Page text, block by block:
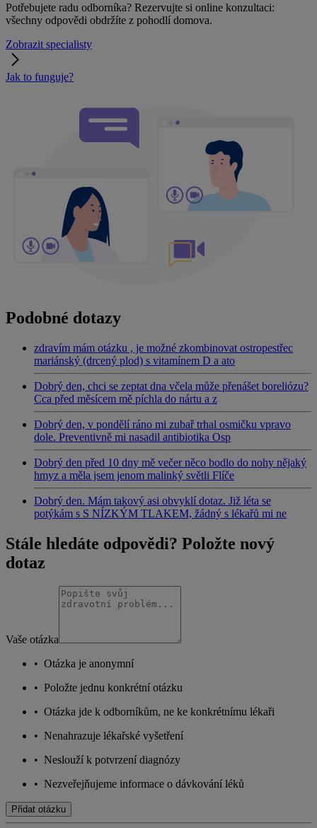
Potřebujete radu odborníka? Rezervujte si online konzultaci:
všechny odpovědi obdržíte z pohodlí domova.
Zobrazit specialisty
Jak to funguje?
Podobné dotazy
zdravím mám otázku , je možné zkombinovat ostropestřec
mariánský (drcený plod) s vitamínem D a ato
Dobrý den, chci se zeptat dna včela může přenášet boreliózu?
Cca před měsícem mě píchla do nártu a z
Dobrý den, v pondělí ráno mi zubař trhal osmičku vpravo
dole. Preventivně mi nasadil antibiotika Osp
Dobrý den před 10 dny mě večer něco bodlo do nohy nějaký
hmyz a měla jsem jenom malinký světli Flíče
Dobrý den. Mám takový asi obvyklí dotaz. Již léta se
potýkám s S NÍZKÝM TLAKEM, žádný s lékařů mi ne
Stále hledáte odpovědi? Položte nový
dotaz
Vaše otázka
• Otázka je anonymní
• Položte jednu konkrétní otázku
• Otázka jde k odborníkům, ne ke konkrétnímu lékaři
• Nenahrazuje lékařské vyšetření
• Neslouží k potvrzení diagnózy
• Nezveřejňujeme informace o dávkování léků
Přidat otázku